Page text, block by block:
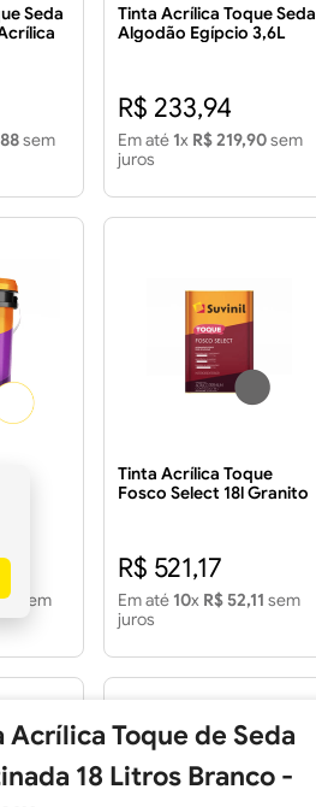
Acrílica Toque de Seda
18 Litros Branco -
Seda
sem
Tinta Acrílica Toque Seda
Algodão Egípcio 3,6L
R$ 233,94
Em até 1x R$ 219,90sem
juros
sem
Tinta Acrílica Toque
Fosco Select 18l Granito
R$ 521,17
Em até 10x R$ 52,11 sem
juros